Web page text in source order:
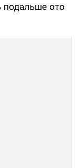
ото